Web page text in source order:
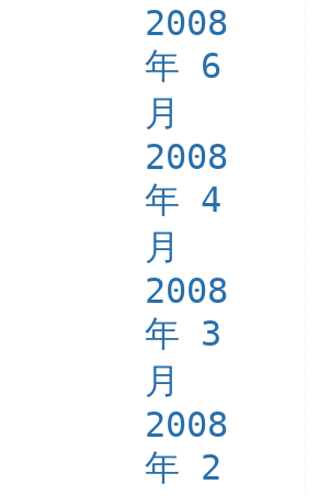
2008
年 6
月
2008
年 4
月
2008
年 3
月
2008
年 2